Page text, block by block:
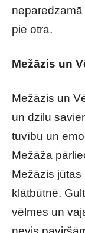
pie otra.
Mežāzis un
Mežāzis un
un dziļu
tuvību un
Mežāža
Mežāzis jūtas
klātbūtnē.
vēlmes un